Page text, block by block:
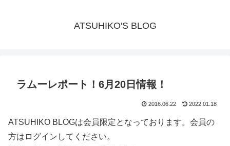
ATSUHIKO'S BLOG
ラムーレポート！6月20日情報！
2016.06.22 2022.01.18
ATSUHIKO BLOGは会員限定となっております。会員の
方はログインしてください。